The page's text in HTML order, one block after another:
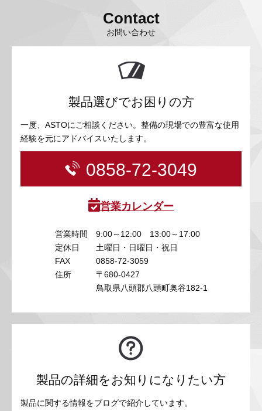
Contact
お問い合わせ
製品選びでお困りの方
一度、ASTOにご相談ください。整備の現場での豊富な使用
経験を元にアドバイスいたします。
0858-72-3049
営業カレンダー
営業時間
9:00～12:00 13:00～17:00
定休日
土曜日・日曜日・祝日
FAX
0858-72-3059
住所
〒680-0427
鳥取県八頭郡八頭町奥谷182-1
製品の詳細をお知りになりたい方
製品に関する情報をブログで紹介しています。